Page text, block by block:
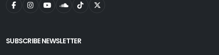
SUBSCRIBE NEWSLETTER